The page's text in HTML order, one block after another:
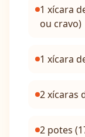
1 xícara
ou cravo)
1 xícara
2 xícaras
2 potes